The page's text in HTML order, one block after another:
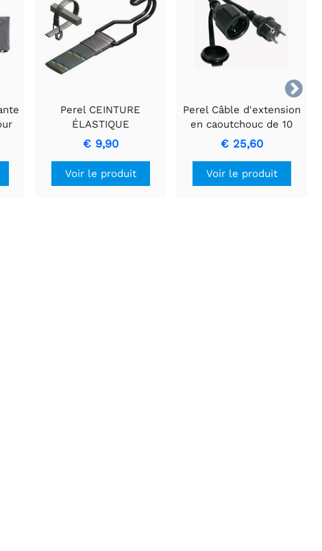

Perel CEINTURE
ÉLASTIQUE
UNIVERSELLE 600 x 20
mm
€ 9,90
Voir le produit
Perel Câble d'extension
en caoutchouc de 10
mètres avec
conducteurs 3G1.5
€ 25,60
Voir le produit